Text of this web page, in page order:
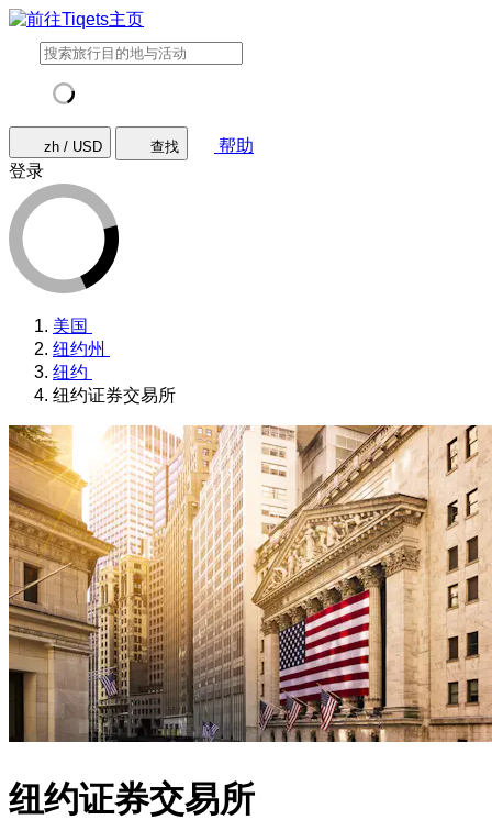
zh / USD 查找
帮助
登录
美国
纽约州
纽约
纽约证券交易所
纽约证券交易所